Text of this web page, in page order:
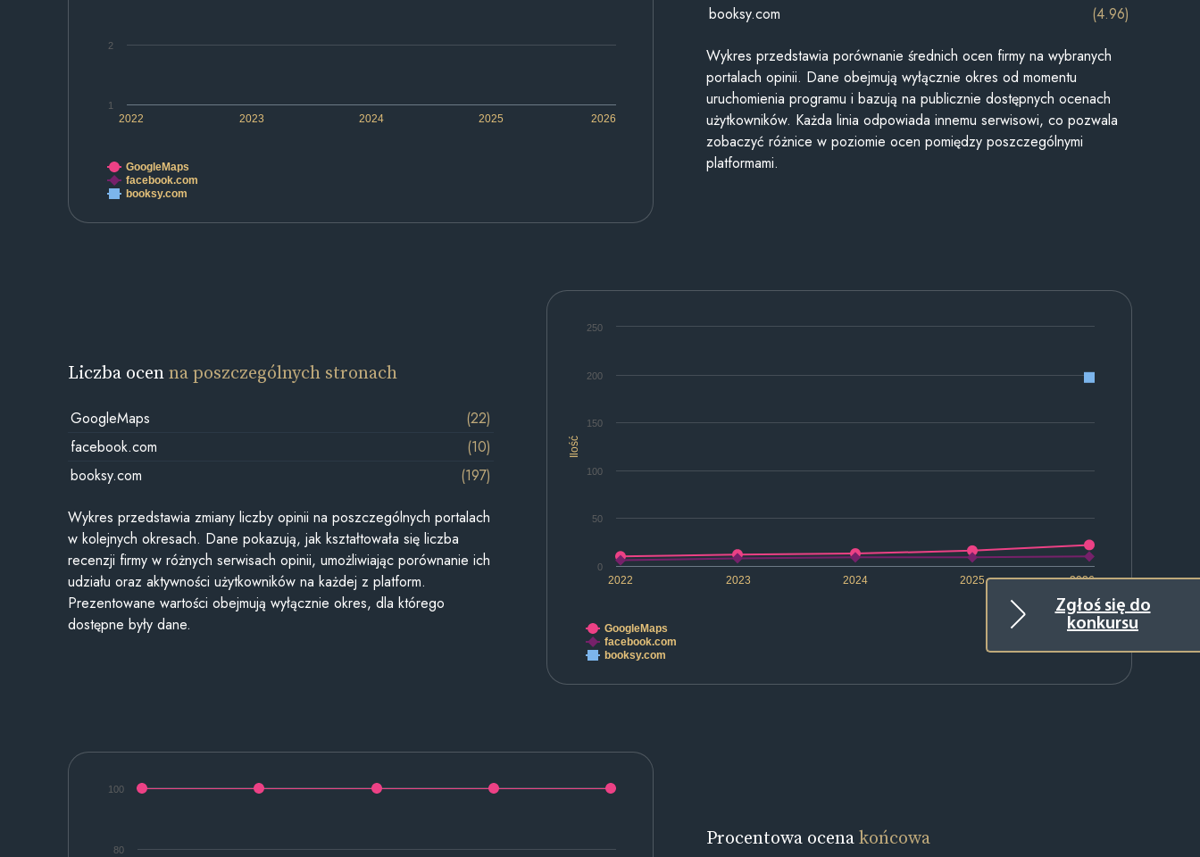
Zgłoś się do
konkursu
2022 2023 2024 2025 2026
1
2
GoogleMaps
facebook.com
booksy.com
booksy.com
(4.96)
Wykres przedstawia porównanie średnich ocen firmy na wybranych
portalach opinii. Dane obejmują wyłącznie okres od momentu
uruchomienia programu i bazują na publicznie dostępnych ocenach
użytkowników. Każda linia odpowiada innemu serwisowi, co pozwala
zobaczyć różnice w poziomie ocen pomiędzy poszczególnymi
platformami.
Ilość
2022 2023 2024 2025 2026
0
50
100
150
200
250
GoogleMaps
facebook.com
booksy.com
Liczba ocenna poszczególnych stronach
GoogleMaps
(22)
facebook.com
(10)
booksy.com
(197)
Wykres przedstawia zmiany liczby opinii na poszczególnych portalach
w kolejnych okresach. Dane pokazują, jak kształtowała się liczba
recenzji firmy w różnych serwisach opinii, umożliwiając porównanie ich
udziału oraz aktywności użytkowników na każdej z platform.
Prezentowane wartości obejmują wyłącznie okres, dla którego
dostępne były dane.
80
100
Procentowa ocenakońcowa